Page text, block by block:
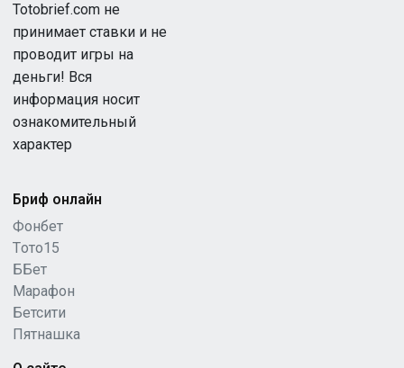
Totobrief.com не
принимает ставки и не
проводит игры на
деньги! Вся
информация носит
ознакомительный
характер
Бриф онлайн
Фонбет
Tото15
ББет
Марафон
Бетсити
Пятнашка